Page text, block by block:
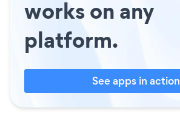
works on any
platform.
See apps in action